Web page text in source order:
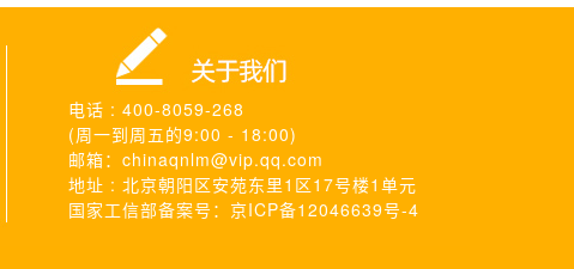
电话 : 400-8059-268
(周一到周五的9:00 - 18:00)
邮箱：chinaqnlm@vip.qq.com
地址 : 北京朝阳区安苑东里1区17号楼1单元
国家工信部备案号：京ICP备12046639号-4